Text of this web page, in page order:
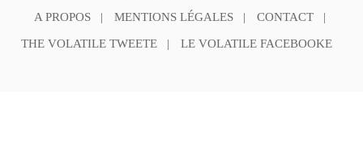
A PROPOS MENTIONS LÉGALES CONTACT
THE VOLATILE TWEETE LE VOLATILE FACEBOOKE